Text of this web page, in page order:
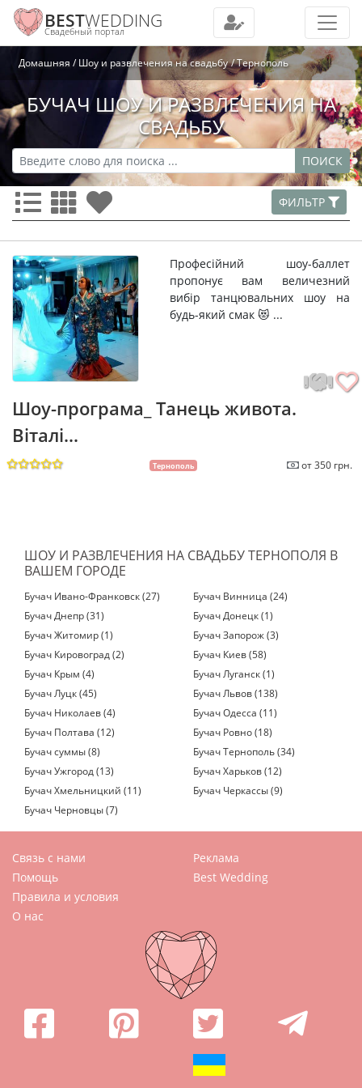
BESTWEDDING
Свадебный портал
Домашняя Шоу и развлечения на свадьбу Тернополь
БУЧАЧ ШОУ И РАЗВЛЕЧЕНИЯ НА
СВАДЬБУ
ПОИСК
ФИЛЬТР
Професійний шоу-баллет
пропонує вам величезний
вибір танцювальних шоу на
будь-який смак 😻 ...
Шоу-програма_ Танець живота.
Віталі...
Тернополь от 350 грн.
ШОУ И РАЗВЛЕЧЕНИЯ НА СВАДЬБУ ТЕРНОПОЛЯ В
ВАШЕМ ГОРОДЕ
Бучач Ивано-Франковск (27)
Бучач Винница (24)
Бучач Днепр (31)
Бучач Донецк (1)
Бучач Житомир (1)
Бучач Запорож (3)
Бучач Кировоград (2)
Бучач Киев (58)
Бучач Крым (4)
Бучач Луганск (1)
Бучач Луцк (45)
Бучач Львов (138)
Бучач Николаев (4)
Бучач Одесса (11)
Бучач Полтава (12)
Бучач Ровно (18)
Бучач суммы (8)
Бучач Тернополь (34)
Бучач Ужгород (13)
Бучач Харьков (12)
Бучач Хмельницкий (11)
Бучач Черкассы (9)
Бучач Черновцы (7)
Связь с нами
Помощь
Правила и условия
О нас
Реклама
Best Wedding